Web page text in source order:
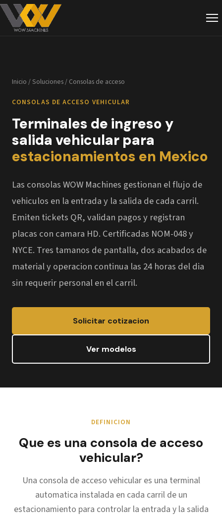
Inicio /Soluciones/ Consolas de acceso
CONSOLAS DE ACCESO VEHICULAR
Terminales de ingreso y
salida vehicular para
estacionamientos en Mexico
Las consolas WOW Machines gestionan el flujo de
vehiculos en la entrada y la salida de cada carril.
Emiten tickets QR, validan pagos y registran
placas con camara HD. Certificadas NOM-048 y
NYCE. Tres tamanos de pantalla, dos acabados de
material y operacion continua las 24 horas del dia
sin requerir personal en el carril.
Solicitar cotizacion
Ver modelos
DEFINICION
Que es una consola de acceso
vehicular?
Una consola de acceso vehicular es una terminal
automatica instalada en cada carril de un
estacionamiento para controlar la entrada y la salida